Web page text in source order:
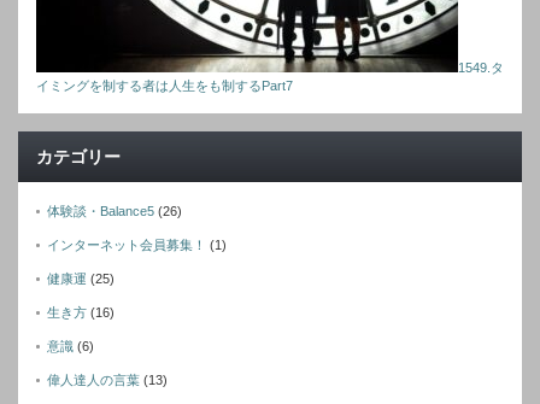
1549.タ
イミングを制する者は人生をも制するPart7
カテゴリー
体験談・Balance5 (26)
インターネット会員募集！ (1)
健康運 (25)
生き方 (16)
意識 (6)
偉人達人の言葉 (13)